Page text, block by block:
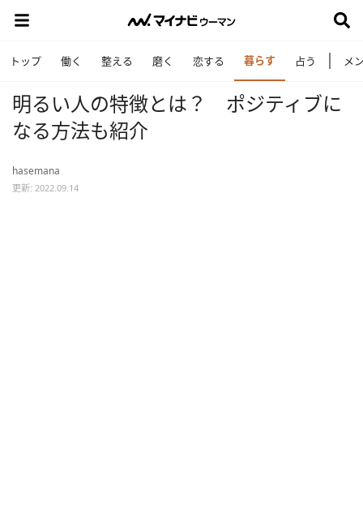
トップ 働く 整える 磨く 恋する 暮らす 占う メ
明るい人の特徴とは？ ポジティブに
なる方法も紹介
hasemana
更新: 2022.09.14